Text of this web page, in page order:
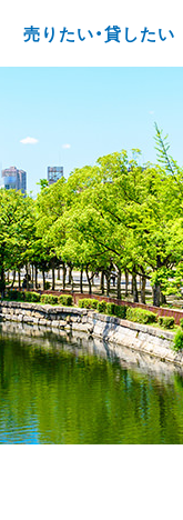
売りたい・貸したい